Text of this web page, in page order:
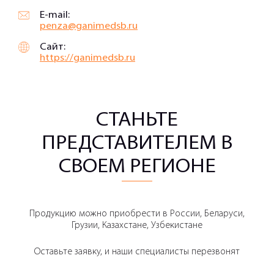
E-mail:
penza@ganimedsb.ru
Сайт:
https://ganimedsb.ru
СТАНЬТЕ
ПРЕДСТАВИТЕЛЕМ В
СВОЕМ РЕГИОНЕ
Продукцию можно приобрести в России, Беларуси,
Грузии, Казахстане, Узбекистане
Оставьте заявку, и наши специалисты перезвонят